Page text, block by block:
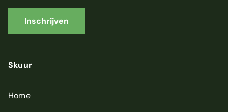
a
l
r
e
Inschrijven
Skuur
Home